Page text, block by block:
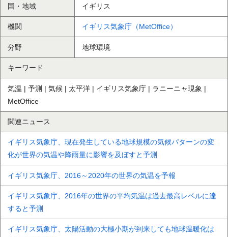
国・地域 イギリス
機関 イギリス気象庁（MetOffice）
分野 地球環境
キーワード
気温 | 予測 | 気候 | 太平洋 | イギリス気象庁 | ラニーニャ現象 |
MetOffice
関連ニュース
イギリス気象庁、現在発生している地球規模の気候パターンの変
化が世界の気温や降雨量に影響を及ぼすと予測
イギリス気象庁、2016～2020年の世界の気温を予報
イギリス気象庁、2016年の世界の平均気温は過去最高レベルに達
すると予測
イギリス気象庁、太陽活動の大極小期が到来しても地球温暖化は